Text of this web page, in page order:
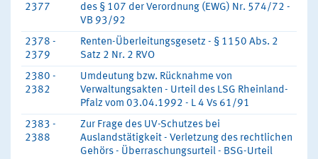
2377
des § 107 der Verordnung (EWG) Nr. 574/72 -
VB 93/92
2378 -
2379
Renten-Überleitungsgesetz - § 1150 Abs. 2
Satz 2 Nr. 2 RVO
2380 -
2382
Umdeutung bzw. Rücknahme von
Verwaltungsakten - Urteil des LSG Rheinland-
Pfalz vom 03.04.1992 - L 4 Vs 61/91
2383 -
2388
Zur Frage des UV-Schutzes bei
Auslandstätigkeit - Verletzung des rechtlichen
Gehörs - Überraschungsurteil - BSG-Urteil